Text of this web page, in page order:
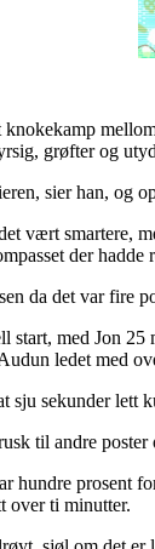
grøfter og
sier han, og
vært smartere,
der hadde
da det var fire
start, med Jon 25
ledet med
sju sekunder lett
til andre
hundre prosent
over ti minutter.